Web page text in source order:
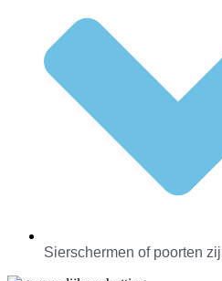
Sierschermen of poorten